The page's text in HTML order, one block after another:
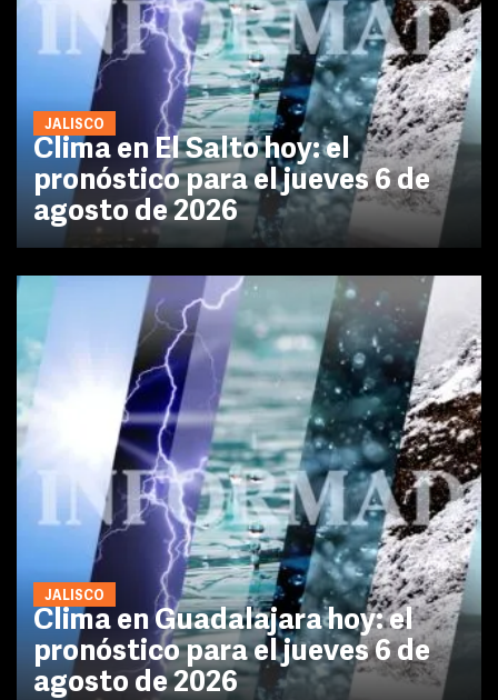
JALISCO
Clima en El Salto hoy: el
pronóstico para el jueves 6 de
agosto de 2026
JALISCO
Clima en Guadalajara hoy: el
pronóstico para el jueves 6 de
agosto de 2026